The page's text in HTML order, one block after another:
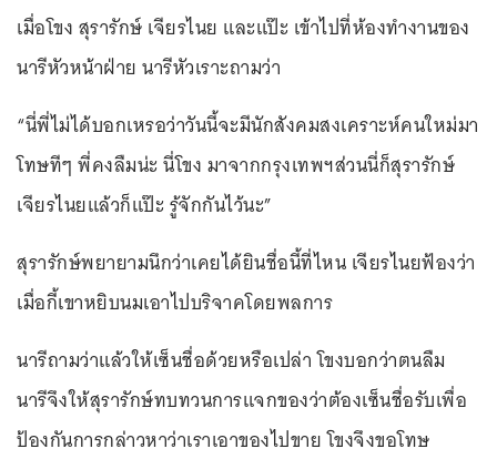
เมื่อโขง สุรารักษ์ เจียรไนย และแป๊ะ เข้าไปที่ห้องทำงานของ
นารีหัวหน้าฝ่าย นารีหัวเราะถามว่า
“นี่พี่ไม่ได้บอกเหรอว่าวันนี้จะมีนักสังคมสงเคราะห์คนใหม่มา
โทษทีๆ พี่คงลืมน่ะ นี่โขง มาจากกรุงเทพฯส่วนนี่ก็สุรารักษ์
เจียรไนยแล้วก็แป๊ะ รู้จักกันไว้นะ”
สุรารักษ์พยายามนึกว่าเคยได้ยินชื่อนี้ที่ไหน เจียรไนยฟ้องว่า
เมื่อกี้เขาหยิบนมเอาไปบริจาคโดยพลการ
นารีถามว่าแล้วให้เซ็นชื่อด้วยหรือเปล่า โขงบอกว่าตนลืม
นารีจึงให้สุรารักษ์ทบทวนการแจกของว่าต้องเซ็นชื่อรับเพื่อ
ป้องกันการกล่าวหาว่าเราเอาของไปขาย โขงจึงขอโทษ